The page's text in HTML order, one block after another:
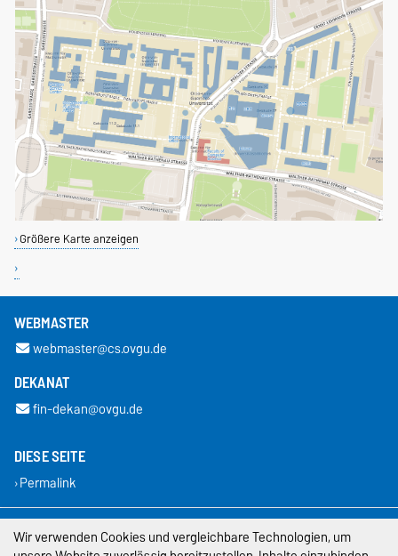
Größere Karte anzeigen
WEBMASTER
webmaster@cs.ovgu.de
DEKANAT
fin-dekan@ovgu.de
DIESE SEITE
Permalink
Impressum
Wir verwenden Cookies und vergleichbare Technologien, um